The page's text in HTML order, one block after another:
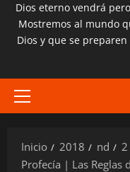
Dios eterno vendrá
Mostremos al mundo
Dios y que se
Menú
Inicio 2018 nd
2
Profecía | Las Reglas